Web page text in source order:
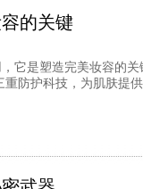
的关键
它是塑造完美妆容的
防护科技，为肌肤提